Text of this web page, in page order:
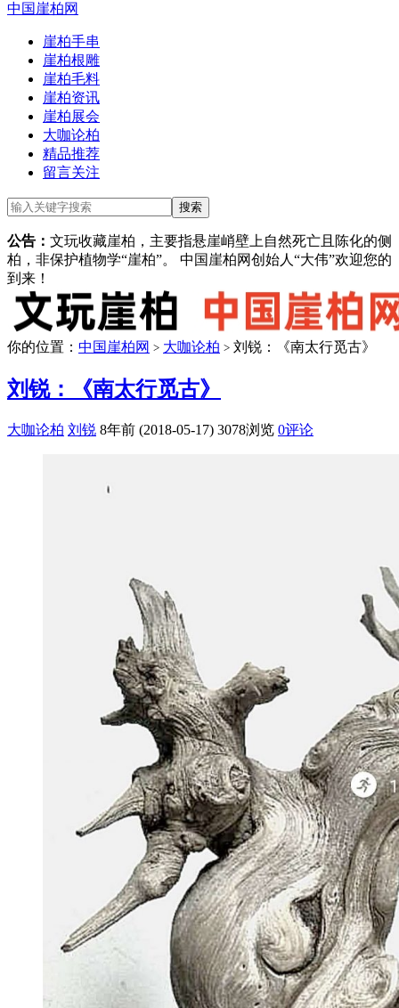
中国崖柏网
崖柏手串
崖柏根雕
崖柏毛料
崖柏资讯
崖柏展会
大咖论柏
精品推荐
留言关注
公告： 文玩收藏崖柏，主要指悬崖峭壁上自然死亡且陈化的侧
柏，非保护植物学“崖柏”。 中国崖柏网创始人“大伟”欢迎您的
到来！
你的位置： 中国崖柏网 > 大咖论柏 > 刘锐：《南太行觅古》
刘锐：《南太行觅古》
大咖论柏 刘锐 8年前 (2018-05-17) 3078浏览 0评论